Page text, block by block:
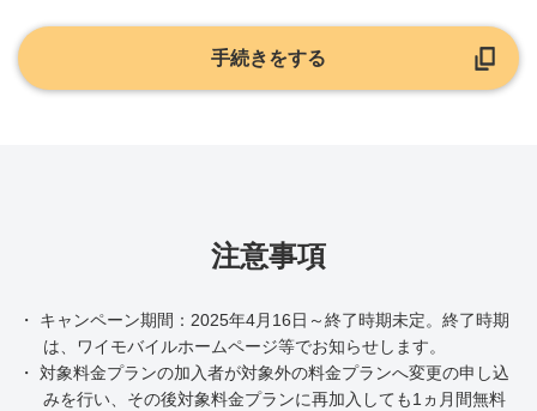
手続きをする
注意事項
・ キャンペーン期間：2025年4月16日～終了時期未定。終了時期
は、ワイモバイルホームページ等でお知らせします。
・ 対象料金プランの加入者が対象外の料金プランへ変更の申し込
みを行い、その後対象料金プランに再加入しても1ヵ月間無料